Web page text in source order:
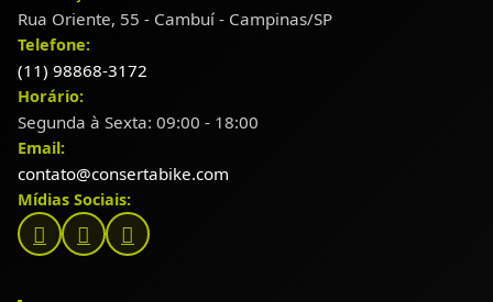
Rua Oriente, 55 - Cambuí - Campinas/SP
Telefone:
(11) 98868-3172
Horário:
Segunda à Sexta: 09:00 - 18:00
Email:
contato@consertabike.com
Mídias Sociais: